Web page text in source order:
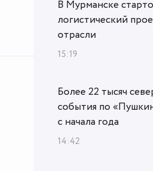
В Мурманске
логистический
отрасли
15:19
Более 22 тысяч
события по
с начала года
14:42